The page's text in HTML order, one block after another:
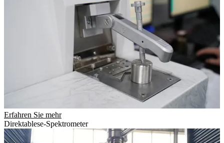
Erfahren Sie mehr
Direktablese-Spektrometer